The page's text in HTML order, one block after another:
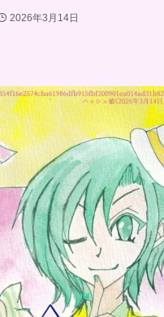
2026年3月14日